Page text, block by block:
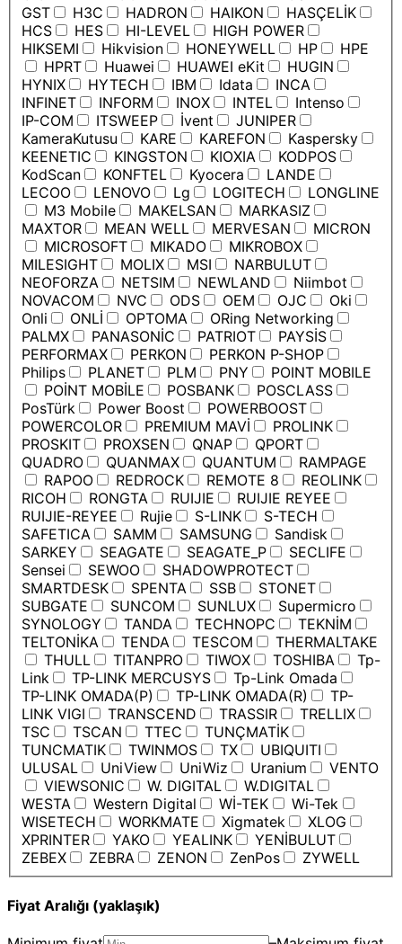
GST
H3C HADRON HAIKON
HASÇELİK
HCS
HES HI-LEVEL
HIGH POWER
HIKSEMI
Hikvision HONEYWELL HP
HPE
HPRT
Huawei HUAWEI eKit
HUGIN
HYNIX
HYTECH IBM Idata
INCA
INFINET
INFORM INOX INTEL
Intenso
IP-COM
ITSWEEP İvent
JUNIPER
KameraKutusu
KARE KAREFON
Kaspersky
KEENETIC
KINGSTON KIOXIA
KODPOS
KodScan
KONFTEL Kyocera
LANDE
LECOO
LENOVO Lg LOGITECH
LONGLINE
M3 Mobile
MAKELSAN
MARKASIZ
MAXTOR
MEAN WELL MERVESAN
MICRON
MICROSOFT
MIKADO
MIKROBOX
MILESIGHT
MOLIX MSI
NARBULUT
NEOFORZA
NETSIM NEWLAND
Niimbot
NOVACOM
NVC ODS OEM OJC
Oki
Onli
ONLİ OPTOMA
ORing Networking
PALMX
PANASONİC PATRIOT
PAYSİS
PERFORMAX
PERKON
PERKON P-SHOP
Philips
PLANET PLM PNY
POINT MOBILE
POİNT MOBİLE
POSBANK
POSCLASS
PosTürk
Power Boost
POWERBOOST
POWERCOLOR
PREMIUM MAVİ
PROLINK
PROSKIT
PROXSEN QNAP
QPORT
QUADRO
QUANMAX QUANTUM
RAMPAGE
RAPOO
REDROCK REMOTE 8
REOLINK
RICOH
RONGTA RUIJIE
RUIJIE REYEE
RUIJIE-REYEE
Rujie S-LINK
S-TECH
SAFETICA
SAMM SAMSUNG
Sandisk
SARKEY
SEAGATE SEAGATE_P
SECLIFE
Sensei
SEWOO
SHADOWPROTECT
SMARTDESK
SPENTA SSB
STONET
SUBGATE
SUNCOM SUNLUX
Supermicro
SYNOLOGY
TANDA TECHNOPC
TEKNİM
TELTONİKA
TENDA TESCOM
THERMALTAKE
THULL
TITANPRO TIWOX TOSHIBA
Tp-
Link
TP-LINK MERCUSYS
Tp-Link Omada
TP-LINK OMADA(P)
TP-LINK OMADA(R)
TP-
LINK VIGI
TRANSCEND TRASSIR
TRELLIX
TSC
TSCAN TTEC
TUNÇMATİK
TUNCMATIK
TWINMOS TX
UBIQUITI
ULUSAL
UniView UniWiz Uranium
VENTO
VIEWSONIC
W. DIGITAL
W.DIGITAL
WESTA
Western Digital Wİ-TEK
Wi-Tek
WISETECH
WORKMATE Xigmatek
XLOG
XPRINTER
YAKO YEALINK
YENİBULUT
ZEBEX
ZEBRA ZENON ZenPos ZYWELL
Fiyat Aralığı (yaklaşık)